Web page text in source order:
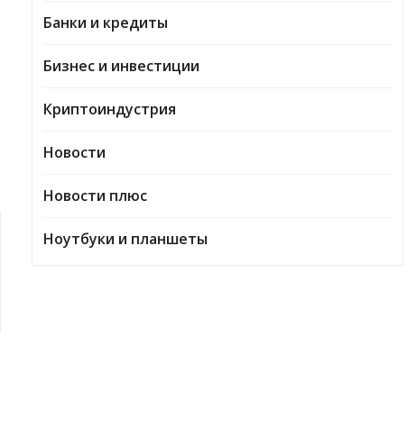
Банки и кредиты
Бизнес и инвестиции
Криптоиндустрия
Новости
Новости плюс
Ноутбуки и планшеты